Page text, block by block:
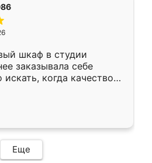
шкаф в студии
заказывала себе
когда качеством
кухня уже почти
нет.
Еще